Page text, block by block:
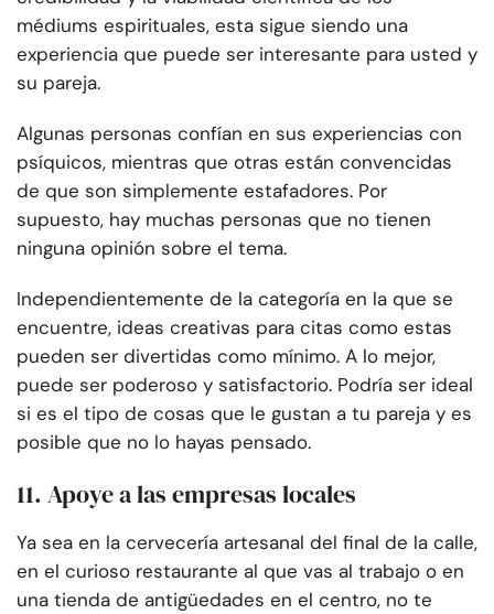
médiums espirituales, esta sigue siendo una
experiencia que puede ser interesante para usted y
su pareja.
Algunas personas confían en sus experiencias con
psíquicos, mientras que otras están convencidas
de que son simplemente estafadores. Por
supuesto, hay muchas personas que no tienen
ninguna opinión sobre el tema.
Independientemente de la categoría en la que se
encuentre, ideas creativas para citas como estas
pueden ser divertidas como mínimo. A lo mejor,
puede ser poderoso y satisfactorio. Podría ser ideal
si es el tipo de cosas que le gustan a tu pareja y es
posible que no lo hayas pensado.
11. Apoye a las empresas locales
Ya sea en la cervecería artesanal del final de la calle,
en el curioso restaurante al que vas al trabajo o en
una tienda de antigüedades en el centro, no te